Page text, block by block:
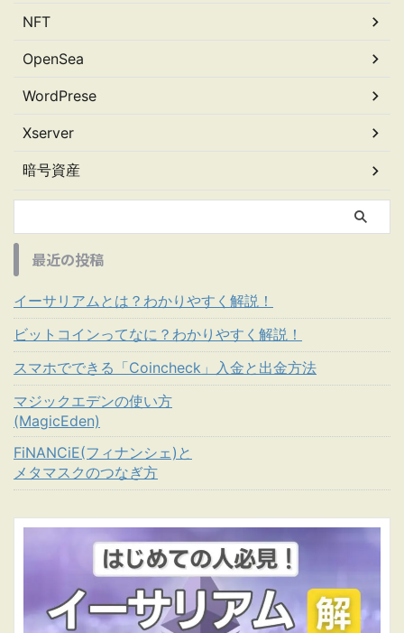
NFT
OpenSea
WordPrese
Xserver
暗号資産
最近の投稿
イーサリアムとは？わかりやすく解説！
ビットコインってなに？わかりやすく解説！
スマホでできる「Coincheck」入金と出金方法
マジックエデンの使い方
(MagicEden)
FiNANCiE(フィナンシェ)と
メタマスクのつなぎ方